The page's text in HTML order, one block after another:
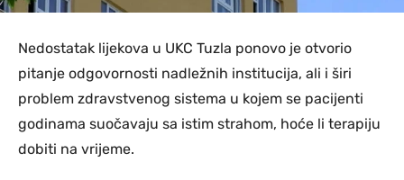
Nedostatak lijekova u UKC Tuzla ponovo je otvorio
pitanje odgovornosti nadležnih institucija, ali i širi
problem zdravstvenog sistema u kojem se pacijenti
godinama suočavaju sa istim strahom, hoće li terapiju
dobiti na vrijeme.